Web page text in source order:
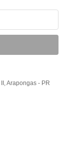
Arapongas - PR